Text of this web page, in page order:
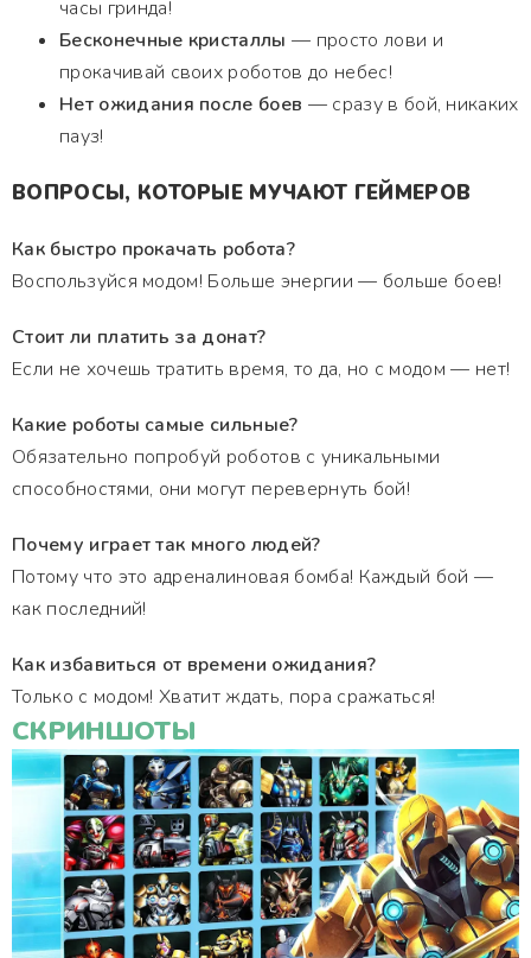
часы гринда!
Бесконечные кристаллы — просто лови и
прокачивай своих роботов до небес!
Нет ожидания после боев — сразу в бой, никаких
пауз!
ВОПРОСЫ, КОТОРЫЕ МУЧАЮТ ГЕЙМЕРОВ
Как быстро прокачать робота?
Воспользуйся модом! Больше энергии — больше боев!
Стоит ли платить за донат?
Если не хочешь тратить время, то да, но с модом — нет!
Какие роботы самые сильные?
Обязательно попробуй роботов с уникальными
способностями, они могут перевернуть бой!
Почему играет так много людей?
Потому что это адреналиновая бомба! Каждый бой —
как последний!
Как избавиться от времени ожидания?
Только с модом! Хватит ждать, пора сражаться!
СКРИНШОТЫ